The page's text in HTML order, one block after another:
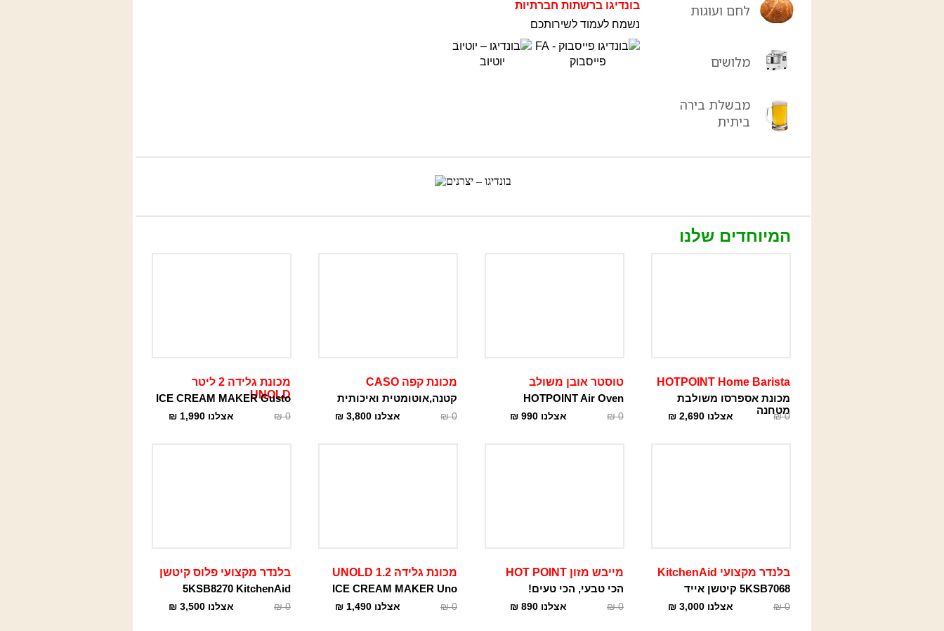
לחם ועוגות
מלושים
מבשלת בירה
ביתית
בונדיגו ברשתות חברתיות
נשמח לעמוד לשירותכם
פייסבוק יוטיוב
המיוחדים שלנו
HOTPOINT Home Barista
מכונת אספרסו משולבת
מטחנה
0
₪ אצלנו 2,690
₪
טוסטר אובן משולב
HOTPOINT Air Oven
0
₪ אצלנו 990
₪
מכונת קפה CASO
קטנה,אוטומטית ואיכותית
0
₪ אצלנו 3,800
₪
מכונת גלידה 2 ליטר
UNOLD
ICE CREAM MAKER Gusto
0
₪ אצלנו 1,990
₪
בלנדר מקצועי KitchenAid
5KSB7068 קיטשן אייד
0
₪ אצלנו 3,000
₪
מייבש מזון HOT POINT
הכי טבעי, הכי טעים!
0
₪ אצלנו 890
₪
מכונת גלידה 1.2 UNOLD
ICE CREAM MAKER Uno
0
₪ אצלנו 1,490
₪
בלנדר מקצועי פלוס קיטשן
5KSB8270 KitchenAid
0
₪ אצלנו 3,500
₪